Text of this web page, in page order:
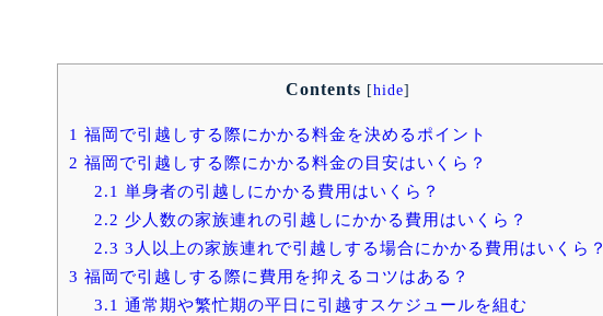
Contents [hide]
1 福岡で引越しする際にかかる料金を決めるポイント
2 福岡で引越しする際にかかる料金の目安はいくら？
2.1 単身者の引越しにかかる費用はいくら？
2.2 少人数の家族連れの引越しにかかる費用はいくら？
2.3 3人以上の家族連れで引越しする場合にかかる費用はいくら？
3 福岡で引越しする際に費用を抑えるコツはある？
3.1 通常期や繁忙期の平日に引越すスケジュールを組む